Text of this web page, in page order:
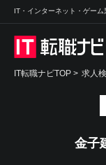
IT・インターネット・ゲーム
IT転職ナビTOP > 求人
金子